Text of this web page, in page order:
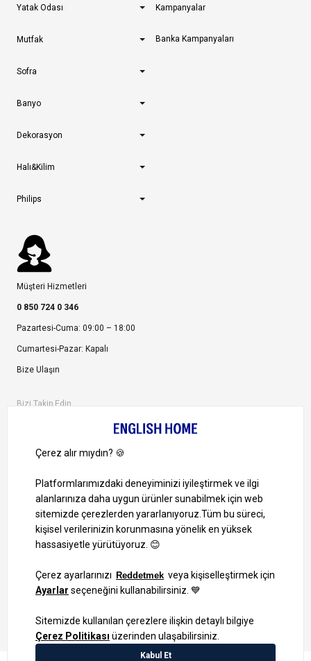
Yatak Odası
Mutfak
Sofra
Banyo
Dekorasyon
Halı&Kilim
Philips
Kampanyalar
Banka Kampanyaları
Müşteri Hizmetleri
0 850 724 0 346
Pazartesi-Cuma: 09:00 – 18:00
Cumartesi-Pazar: Kapalı
Bize Ulaşın
Bizi Takip Edin
1000 TL ve Üzeri Alışverişlerinizde Kargo Bedava!
Bilgi Toplum Hizmetleri
KVKK Veri İşleme Politikamız
Site Haritası